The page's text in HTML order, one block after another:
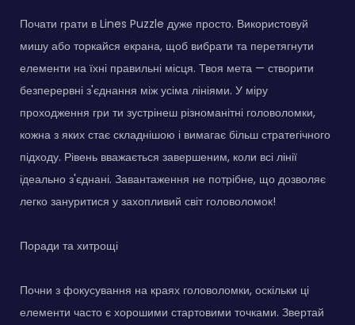
Почати грати в Lines Puzzle дуже просто. Використовуй
мишу або торкайся екрана, щоб вибрати та перетягнути
елементи на їхні правильні місця. Твоя мета — створити
безперервні з'єднання між усіма лініями. У міру
проходження гри ти зустрінеш різноманітні головоломки,
кожна з яких стає складнішою і вимагає більш стратегічного
підходу. Рівень вважається завершеним, коли всі лінії
ідеально з'єднані. Завантаження не потрібне, що дозволяє
легко зануритися у захопливий світ головоломок!
Поради та хитрощі
Почни з фокусування на краях головоломки, оскільки ці
елементи часто є хорошими стартовими точками. Звертай